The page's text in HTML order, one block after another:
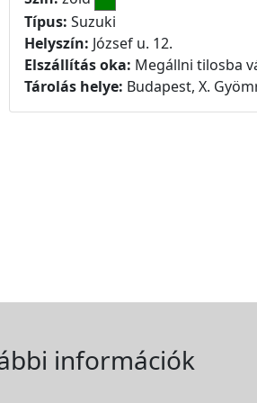
Típus: Suzuki
Helyszín: József u. 12.
Elszállítás oka: Megállni tilosba
Tárolás helye: Budapest, X.
információk